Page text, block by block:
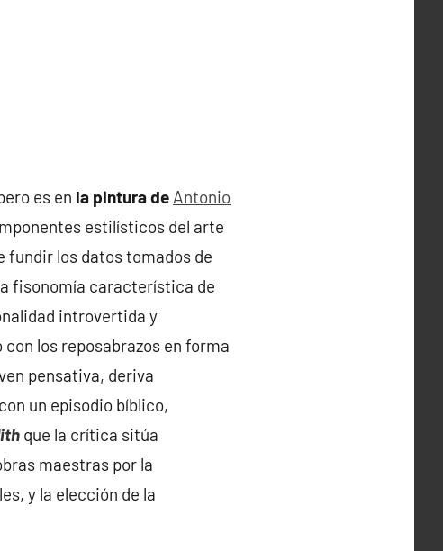
es en la pintura de Antonio
estilísticos del arte
fundir los datos tomados de
fisonomía característica de
introvertida y
los reposabrazos en forma
pensativa, deriva
un episodio bíblico,
que la crítica sitúa
maestras por la
y la elección de la